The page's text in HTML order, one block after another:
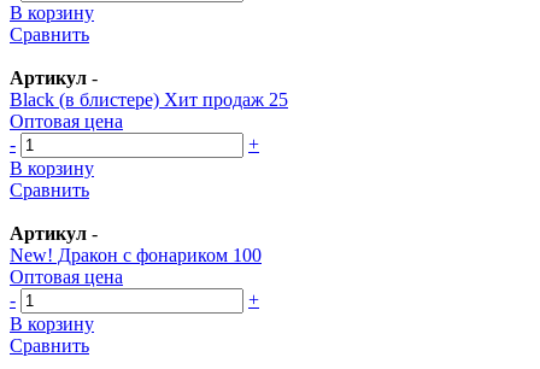
В корзину
Сравнить
Артикул -
Black (в блистере) Хит продаж 25
Оптовая цена
-
+
В корзину
Сравнить
Артикул -
New! Дракон с фонариком 100
Оптовая цена
-
+
В корзину
Сравнить